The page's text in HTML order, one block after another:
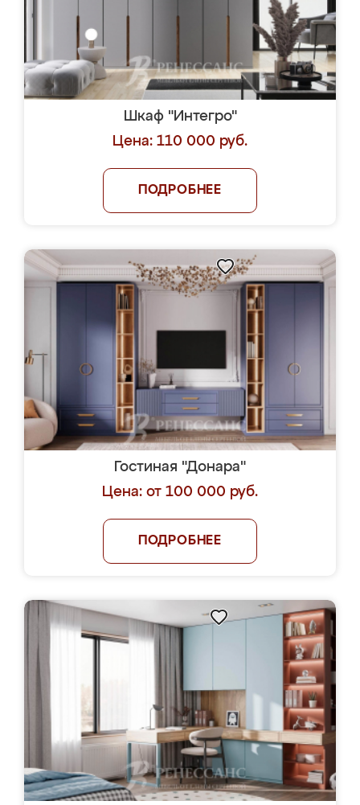
Шкаф "Интегро"
Цена: 110 000 руб.
ПОДРОБНЕЕ
Гостиная "Донара"
Цена: от 100 000 руб.
ПОДРОБНЕЕ